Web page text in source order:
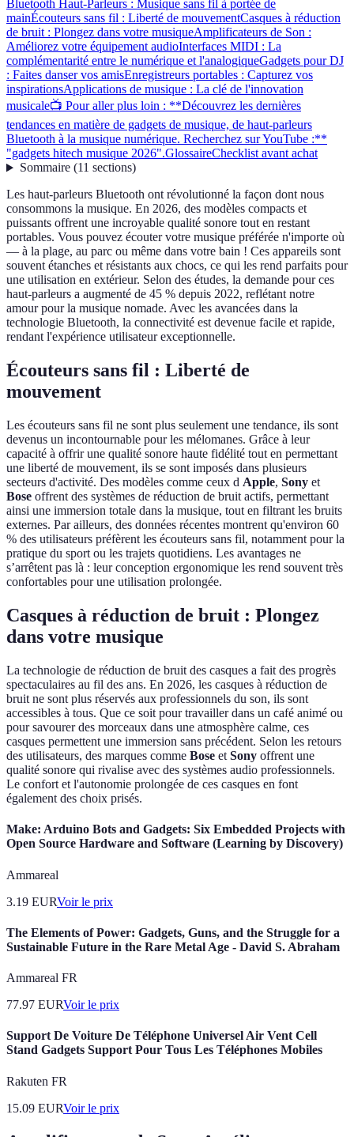
Bluetooth Haut-Parleurs : Musique sans fil à portée de
mainÉcouteurs sans fil : Liberté de mouvementCasques à réduction
de bruit : Plongez dans votre musiqueAmplificateurs de Son :
Améliorez votre équipement audioInterfaces MIDI : La
complémentarité entre le numérique et l'analogiqueGadgets pour DJ
: Faites danser vos amisEnregistreurs portables : Capturez vos
inspirationsApplications de musique : La clé de l'innovation
musicale📺 Pour aller plus loin : **Découvrez les dernières
tendances en matière de gadgets de musique, de haut-parleurs
Bluetooth à la musique numérique. Recherchez sur YouTube :**
"gadgets hitech musique 2026".GlossaireChecklist avant achat
Sommaire(11 sections)
Les haut-parleurs Bluetooth ont révolutionné la façon dont nous
consommons la musique. En 2026, des modèles compacts et
puissants offrent une incroyable qualité sonore tout en restant
portables. Vous pouvez écouter votre musique préférée n'importe où
— à la plage, au parc ou même dans votre bain ! Ces appareils sont
souvent étanches et résistants aux chocs, ce qui les rend parfaits pour
une utilisation en extérieur. Selon des études, la demande pour ces
haut-parleurs a augmenté de 45 % depuis 2022, reflétant notre
amour pour la musique nomade. Avec les avancées dans la
technologie Bluetooth, la connectivité est devenue facile et rapide,
rendant l'expérience utilisateur exceptionnelle.
Écouteurs sans fil : Liberté de
mouvement
Les écouteurs sans fil ne sont plus seulement une tendance, ils sont
devenus un incontournable pour les mélomanes. Grâce à leur
capacité à offrir une qualité sonore haute fidélité tout en permettant
une liberté de mouvement, ils se sont imposés dans plusieurs
secteurs d'activité. Des modèles comme ceux d Apple, Sony et
Bose offrent des systèmes de réduction de bruit actifs, permettant
ainsi une immersion totale dans la musique, tout en filtrant les bruits
externes. Par ailleurs, des données récentes montrent qu'environ 60
% des utilisateurs préfèrent les écouteurs sans fil, notamment pour la
pratique du sport ou les trajets quotidiens. Les avantages ne
s’arrêtent pas là : leur conception ergonomique les rend souvent très
confortables pour une utilisation prolongée.
Casques à réduction de bruit : Plongez
dans votre musique
La technologie de réduction de bruit des casques a fait des progrès
spectaculaires au fil des ans. En 2026, les casques à réduction de
bruit ne sont plus réservés aux professionnels du son, ils sont
accessibles à tous. Que ce soit pour travailler dans un café animé ou
pour savourer des morceaux dans une atmosphère calme, ces
casques permettent une immersion sans précédent. Selon les retours
des utilisateurs, des marques comme Bose et Sony offrent une
qualité sonore qui rivalise avec des systèmes audio professionnels.
Le confort et l'autonomie prolongée de ces casques en font
également des choix prisés.
Make: Arduino Bots and Gadgets: Six Embedded Projects with
Open Source Hardware and Software (Learning by Discovery)
Ammareal
3.19 EURVoir le prix
The Elements of Power: Gadgets, Guns, and the Struggle for a
Sustainable Future in the Rare Metal Age - David S. Abraham
Ammareal FR
77.97 EURVoir le prix
Support De Voiture De Téléphone Universel Air Vent Cell
Stand Gadgets Support Pour Tous Les Téléphones Mobiles
Rakuten FR
15.09 EURVoir le prix